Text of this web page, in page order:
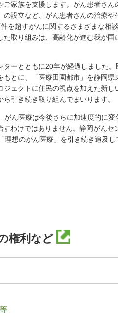
家族を支援します。がん患者さん
設立など、がん患者さんの治療や
を超すがんに関するさまざまな相
取り組みは、高齢化が進む我が国
ーとともに20年が経過しました。
もとに、「医療田園都市」を静岡県
ェクトに住民の視点を加えた新し
引き続き取り組んでまいります。
ん医療は今後さらに加速度的に変
わけではありません。静岡がんセ
想のがん医療」を引き続き追及し
権利など